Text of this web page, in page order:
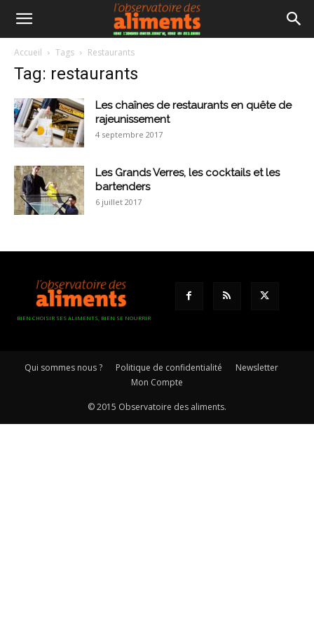
Accueil Tags Restaurants
Tag: restaurants
Les chaînes de restaurants en quête de
rajeunissement
4 septembre 2017
Les Grands Verres, les cocktails et les
bartenders
6 juillet 2017
BIEN CHOISIR SES ALIMENTS, BIEN SE NOURRIR
Qui sommes nous ? Politique de confidentialité
Newsletter
Mon Compte
© 2015 Observatoire des aliments.